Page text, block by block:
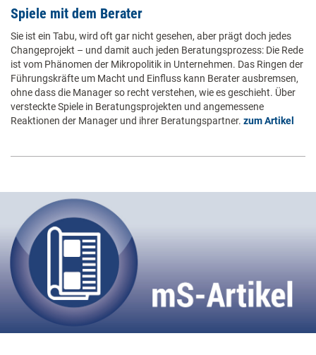
Spiele mit dem Berater
Sie ist ein Tabu, wird oft gar nicht gesehen, aber prägt doch jedes
Changeprojekt – und damit auch jeden Beratungsprozess: Die Rede
ist vom Phänomen der Mikropolitik in Unternehmen. Das Ringen der
Führungskräfte um Macht und Einfluss kann Berater ausbremsen,
ohne dass die Manager so recht verstehen, wie es geschieht. Über
versteckte Spiele in Beratungsprojekten und angemessene
Reaktionen der Manager und ihrer Beratungspartner. zum Artikel